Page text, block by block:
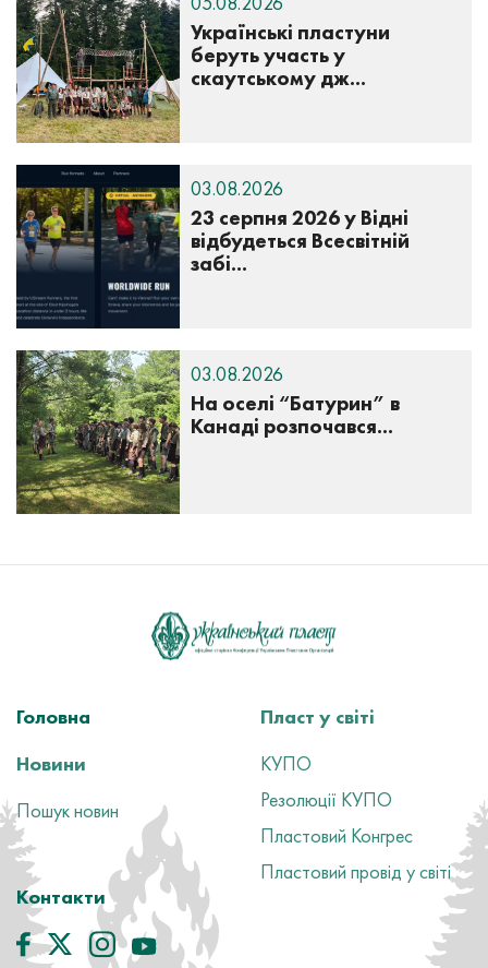
Українські пластуни
беруть участь у
скаутському дж...
23 серпня 2026 у Відні
відбудеться Всесвітній
забі...
03.08.2026
На оселі “Батурин” в
Канаді розпочався...
03.08.2026
Головна
Новини
Пошук новин
Пласт у світі
КУПО
Резолюції КУПО
Пластовий Конгрес
Пластовий провід у світі
Контакти